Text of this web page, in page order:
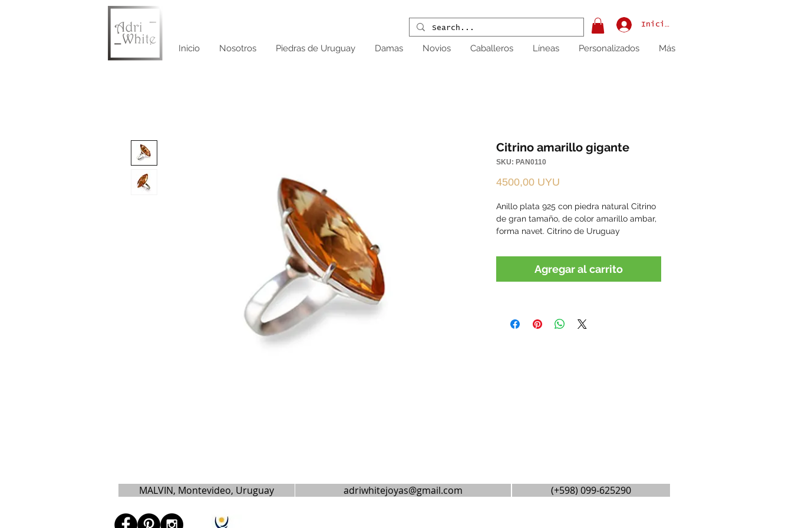
Iniciar sesión
Inicio Nosotros Piedras de Uruguay Damas Novios Caballeros Líneas Personalizados Más
Citrino amarillo gigante
SKU: PAN0110
4500,00 UYU
Anillo plata 925 con piedra natural Citrino
de gran tamaño, de color amarillo ambar,
forma navet. Citrino de Uruguay
Talle Nº 16.5
Agregar al carrito
MALVIN, Montevideo, Uruguay adriwhitejoyas@gmail.com (+598) 099-625290